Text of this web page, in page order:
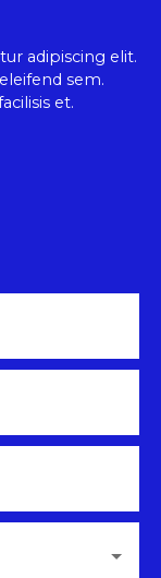
de cette
envies. À
écrin de
adipiscing elit.
sem.
et.